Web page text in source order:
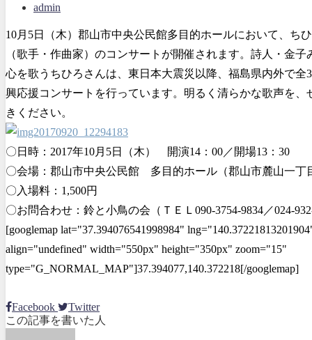
admin
10月5日（木）郡山市中央公民館多目的ホールにおいて、ち
（歌手・作曲家）のコンサートが開催されます。詩人・金子
心を歌うちひろさんは、東日本大震災以降、福島県内外で全
興応援コンサートを行っています。明るく清らかな歌声を、
きください。
〇日時：2017年10月5日（木） 開演14：00／開場13：30
〇会場：郡山市中央公民館 多目的ホール（郡山市麓山一丁
〇入場料：1,500円
〇お問合わせ：鈴と小鳥の会（ＴＥＬ090-3754-9834／024-
[googlemap lat="37.394076541998984"
align="undefined" width="550px" height="350px" zoom="15"
type="G_NORMAL_MAP"]37.394077,140.372218[/googlemap]
Facebook
Twitter
この記事を書いた人